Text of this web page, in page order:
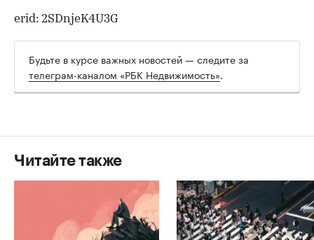
erid: 2SDnjeK4U3G
Будьте в курсе важных новостей — следите за
телеграм-каналом «РБК Недвижимость».
Читайте также